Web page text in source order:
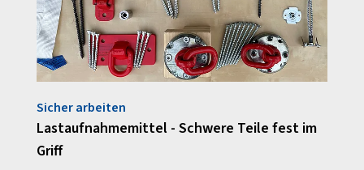
Sicher arbeiten
Lastaufnahmemittel - Schwere Teile fest im
Griff